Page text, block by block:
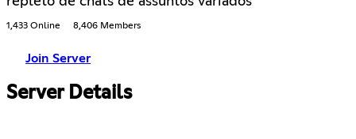
1,433 Online 8,406 Members
Join Server
Server Details